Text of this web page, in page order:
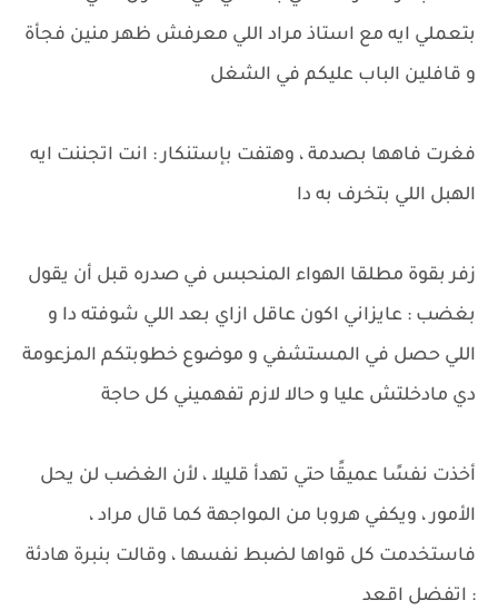
بتعملي ايه مع استاذ مراد اللي معرفش ظهر منين فجأة
و قافلين الباب عليكم في الشغل
فغرت فاهها بصدمة ، وهتفت بإستنكار : انت اتجننت ايه
الهبل اللي بتخرف به دا
زفر بقوة مطلقا الهواء المنحبس في صدره قبل أن يقول
بغضب : عايزاني اكون عاقل ازاي بعد اللي شوفته دا و
اللي حصل في المستشفي و موضوع خطوبتكم المزعومة
دي مادخلتش عليا و حالا لازم تفهميني كل حاجة
أخذت نفسًا عميقًا حتي تهدأ قليلا ، لأن الغضب لن يحل
الأمور ، ويكفي هروبا من المواجهة كما قال مراد ،
فاستخدمت كل قواها لضبط نفسها ، وقالت بنبرة هادئة
: اتفضل اقعد